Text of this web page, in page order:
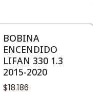
BOBINA
ENCENDIDO
LIFAN 330 1.3
2015-2020
$18.186